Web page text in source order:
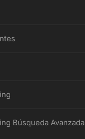
Búsqueda Avanzada